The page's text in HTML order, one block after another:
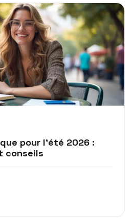
pour l’été 2026 :
conseils